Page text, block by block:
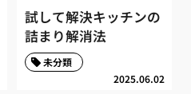
試して解決キッチンの
詰まり解消法
2025.06.02
未分類